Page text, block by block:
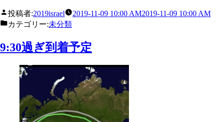
投稿者:2019israel 2019-11-09 10:00 AM2019-11-09 10:00 AM
カテゴリー:未分類
9:30過ぎ到着予定